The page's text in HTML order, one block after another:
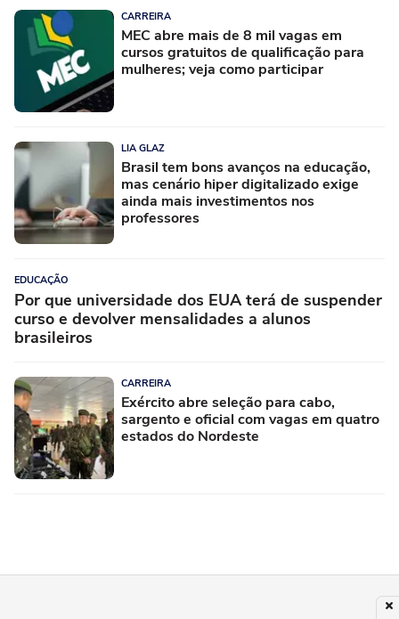
CARREIRA
MEC abre mais de 8 mil vagas em
cursos gratuitos de qualificação para
mulheres; veja como participar
LIA GLAZ
Brasil tem bons avanços na educação,
mas cenário hiper digitalizado exige
ainda mais investimentos nos
professores
EDUCAÇÃO
Por que universidade dos EUA terá de suspender
curso e devolver mensalidades a alunos
brasileiros
CARREIRA
Exército abre seleção para cabo,
sargento e oficial com vagas em quatro
estados do Nordeste